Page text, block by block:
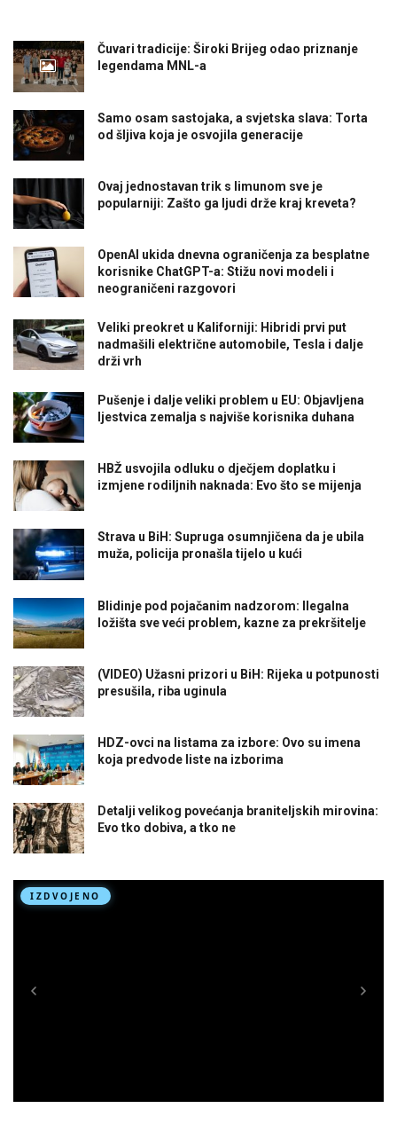
Čuvari tradicije: Široki Brijeg odao priznanje
legendama MNL-a
Samo osam sastojaka, a svjetska slava: Torta
od šljiva koja je osvojila generacije
Ovaj jednostavan trik s limunom sve je
popularniji: Zašto ga ljudi drže kraj kreveta?
OpenAI ukida dnevna ograničenja za besplatne
korisnike ChatGPT-a: Stižu novi modeli i
neograničeni razgovori
Veliki preokret u Kaliforniji: Hibridi prvi put
nadmašili električne automobile, Tesla i dalje
drži vrh
Pušenje i dalje veliki problem u EU: Objavljena
ljestvica zemalja s najviše korisnika duhana
HBŽ usvojila odluku o dječjem doplatku i
izmjene rodiljnih naknada: Evo što se mijenja
Strava u BiH: Supruga osumnjičena da je ubila
muža, policija pronašla tijelo u kući
Blidinje pod pojačanim nadzorom: Ilegalna
ložišta sve veći problem, kazne za prekršitelje
(VIDEO) Užasni prizori u BiH: Rijeka u potpunosti
presušila, riba uginula
HDZ-ovci na listama za izbore: Ovo su imena
koja predvode liste na izborima
Detalji velikog povećanja braniteljskih mirovina:
Evo tko dobiva, a tko ne